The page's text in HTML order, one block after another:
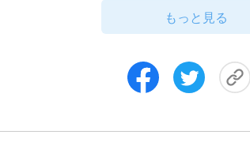
彼女の言葉を録音しました。
能神教会の人たちと一緒にイン
はすかさず拒否してこう言いま
もっと見る